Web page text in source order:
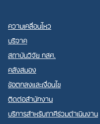
ความเคลื่อนไหว
บริจาค
สถาบันวิจัย กสศ.
คลังสมอง
ข้อตกลงและเงื่อนไข
ติดต่อสำนักงาน
บริการสำหรับภาคีร่วมดำเนินงาน